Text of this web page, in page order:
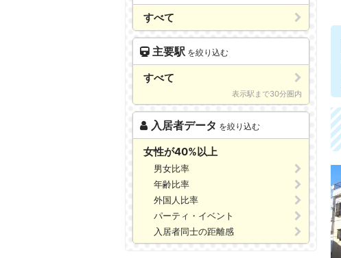
すべて
主要駅 を絞り込む
すべて
表示駅まで30分圏内
入居者データ を絞り込む
女性が40%以上
男女比率
年齢比率
外国人比率
パーティ・イベント
入居者同士の距離感